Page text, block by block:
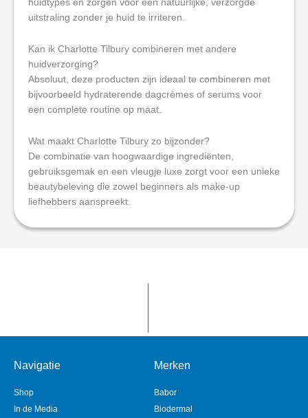
huidtypes en zorgen voor een natuurlijke, verzorgde
uitstraling zonder je huid te irriteren.
Kan ik Charlotte Tilbury combineren met andere
huidverzorging?
Absoluut, deze producten zijn ideaal te combineren met
bijvoorbeeld hydraterende dagcrèmes of serums voor
een complete routine op maat.
Wat maakt Charlotte Tilbury zo bijzonder?
De combinatie van hoogwaardige ingrediënten,
gebruiksgemak en een vleugje luxe zorgt voor een unieke
beautybeleving die zowel beginners als make-up
liefhebbers aanspreekt.
Navigatie
Shop
In de Media
Merken
Babor
Biodermal